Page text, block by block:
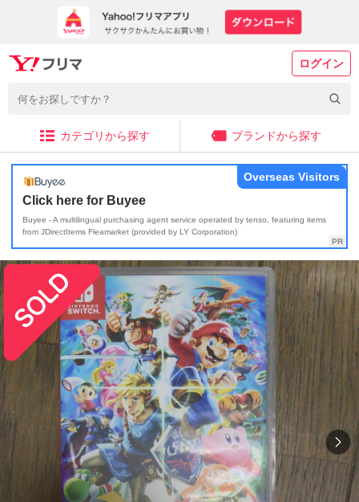
ログイン
カテゴリから探す ブランドから探す
Click here for Buyee
Buyee - A multilingual purchasing agent service operated by tenso, featuring items
from JDirectItems Fleamarket (provided by LY Corporation)
Overseas Visitors